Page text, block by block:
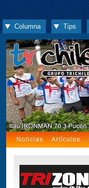
Columna Tips
Noticias Artículos